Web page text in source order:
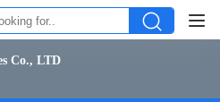
Co., LTD